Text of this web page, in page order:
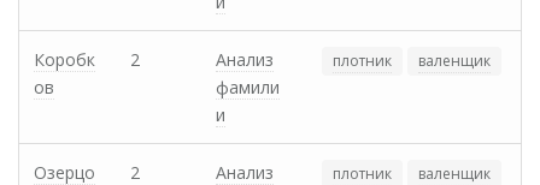
Коробк
ов
2
Анализ
фамили
и
плотник валенщик
Озерцо
2
Анализ
плотник валенщик